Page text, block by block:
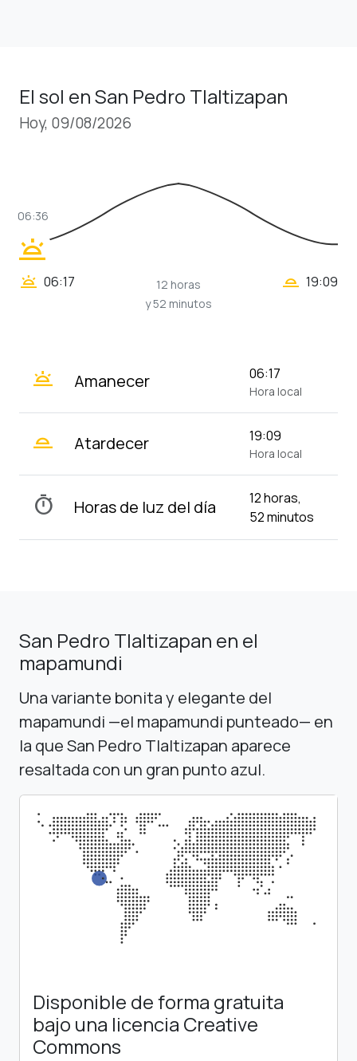
El sol en San Pedro Tlaltizapan
Hoy, 09/08/2026
wb_twilight
06:36
wb_twilight 06:17
12 horas
y 52 minutos
wb_twilight_2 19:09
wb_twilight Amanecer 06:17
Hora local
wb_twilight_2 Atardecer 19:09
Hora local
timer Horas de luz del día
12 horas,
52 minutos
San Pedro Tlaltizapan en el
mapamundi
Una variante bonita y elegante del
mapamundi —el mapamundi punteado— en
la que San Pedro Tlaltizapan aparece
resaltada con un gran punto azul.
Disponible de forma gratuita
bajo una licencia Creative
Commons